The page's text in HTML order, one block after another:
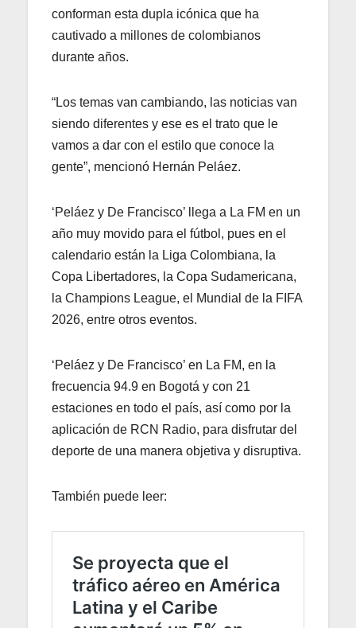
conforman esta dupla icónica que ha
cautivado a millones de colombianos
durante años.
“Los temas van cambiando, las noticias van
siendo diferentes y ese es el trato que le
vamos a dar con el estilo que conoce la
gente”, mencionó Hernán Peláez.
‘Peláez y De Francisco’ llega a La FM en un
año muy movido para el fútbol, pues en el
calendario están la Liga Colombiana, la
Copa Libertadores, la Copa Sudamericana,
la Champions League, el Mundial de la FIFA
2026, entre otros eventos.
‘Peláez y De Francisco’ en La FM, en la
frecuencia 94.9 en Bogotá y con 21
estaciones en todo el país, así como por la
aplicación de RCN Radio, para disfrutar del
deporte de una manera objetiva y disruptiva.
También puede leer: